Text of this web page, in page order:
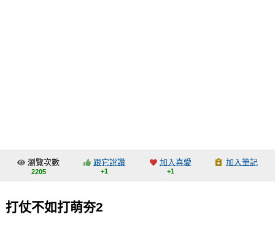
交流中心
會員功能選單
瀏覽次數
2205
跟它說讚
+1
加入喜愛
+1
加入筆記
打仗不如打萌夯2